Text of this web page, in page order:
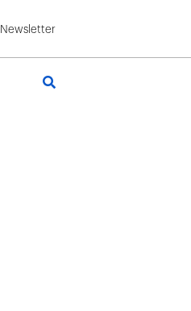
Newsletter